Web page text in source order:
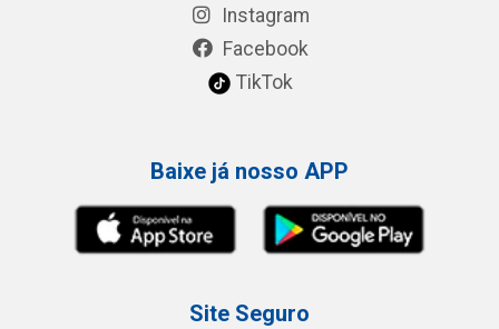
Instagram
Facebook
TikTok
Baixe já nosso APP
Site Seguro